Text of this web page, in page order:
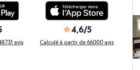
avis
4,6/5
Calculé à partir de 66000 avis